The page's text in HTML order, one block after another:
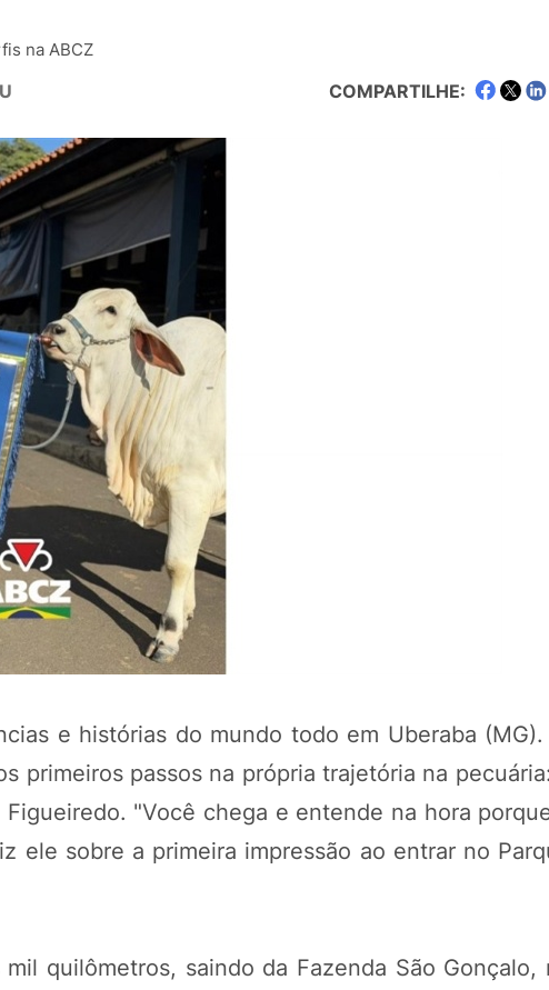
na ABCZ
COMPARTILHE:
e histórias do mundo todo em Uberaba (MG).
primeiros passos na própria trajetória na
"Você chega e entende na hora
ele sobre a primeira impressão ao entrar no
quilômetros, saindo da Fazenda São Gonçalo,